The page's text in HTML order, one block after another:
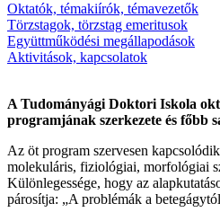
Oktatók, témakiírók, témavezetők
Törzstagok, törzstag emeritusok
Együttműködési megállapodások
Aktivitások, kapcsolatok
A Tudományági Doktori Iskola
programjának szerkezete és főbb
Az öt program szervesen
molekuláris, fiziológiai, morfológiai
Különlegessége, hogy az
párosítja: „A problémák a